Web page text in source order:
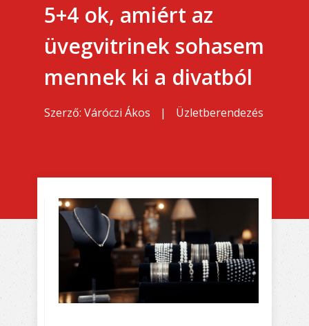
5+4 ok, amiért az
üvegvitrinek sohasem
mennek ki a divatból
Szerző: Váróczi Ákos | Üzletberendezés